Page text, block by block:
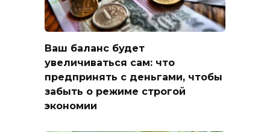
Ваш баланс будет
увеличиваться сам: что
предпринять с деньгами, чтобы
забыть о режиме строгой
экономии